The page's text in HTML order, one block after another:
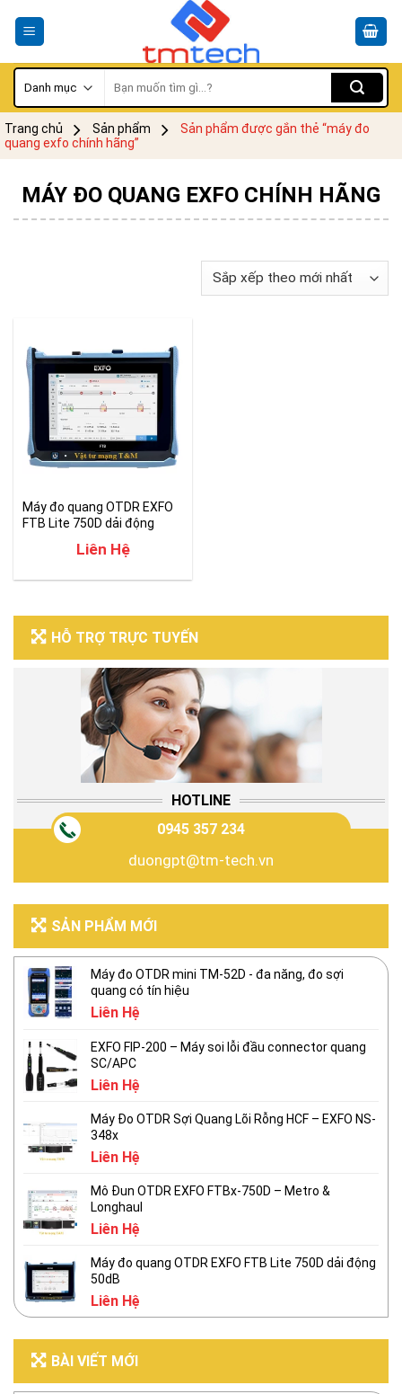
kiếm:
Trang chủ Sản phẩm
Sản phẩm được gắn thẻ “máy đo
quang exfo chính hãng”
HỖ TRỢ TRỰC TUYẾN
HOTLINE
0945 357 234
duongpt@tm-tech.vn
SẢN PHẨM MỚI
Máy đo OTDR mini TM-52D - đa năng, đo sợi
quang có tín hiệu
Liên Hệ
EXFO FIP-200 – Máy soi lỗi đầu connector quang
SC/APC
Liên Hệ
Máy Đo OTDR Sợi Quang Lõi Rỗng HCF – EXFO NS-
348x
Liên Hệ
Mô Đun OTDR EXFO FTBx-750D – Metro &
Longhaul
Liên Hệ
Máy đo quang OTDR EXFO FTB Lite 750D dải động
50dB
Liên Hệ
BÀI VIẾT MỚI
MÁY ĐO QUANG EXFO CHÍNH HÃNG
Máy đo quang OTDR EXFO
FTB Lite 750D dải động
Liên Hệ